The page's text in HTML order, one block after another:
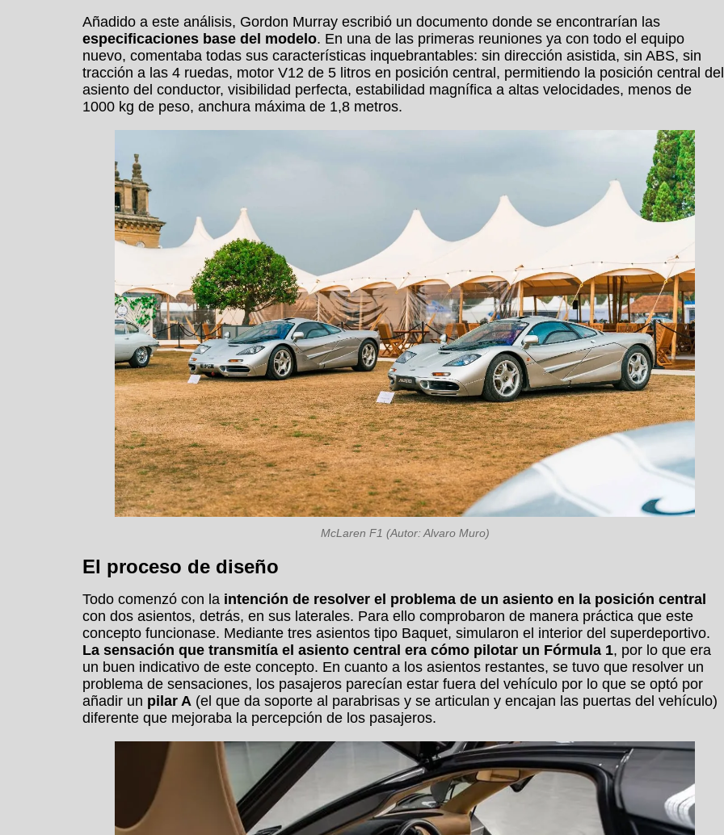
Añadido a este análisis, Gordon Murray escribió un documento donde se encontrarían las
especificaciones base del modelo. En una de las primeras reuniones ya con todo el equipo
nuevo, comentaba todas sus características inquebrantables: sin dirección asistida, sin ABS, sin
tracción a las 4 ruedas, motor V12 de 5 litros en posición central, permitiendo la posición central del
asiento del conductor, visibilidad perfecta, estabilidad magnífica a altas velocidades, menos de
1000 kg de peso, anchura máxima de 1,8 metros.
McLaren F1 (Autor: Alvaro Muro)
El proceso de diseño
Todo comenzó con la intención de resolver el problema de un asiento en la posición central
con dos asientos, detrás, en sus laterales. Para ello comprobaron de manera práctica que este
concepto funcionase. Mediante tres asientos tipo Baquet, simularon el interior del superdeportivo.
La sensación que transmitía el asiento central era cómo pilotar un Fórmula 1, por lo que era
un buen indicativo de este concepto. En cuanto a los asientos restantes, se tuvo que resolver un
problema de sensaciones, los pasajeros parecían estar fuera del vehículo por lo que se optó por
añadir un pilar A (el que da soporte al parabrisas y se articulan y encajan las puertas del vehículo)
diferente que mejoraba la percepción de los pasajeros.